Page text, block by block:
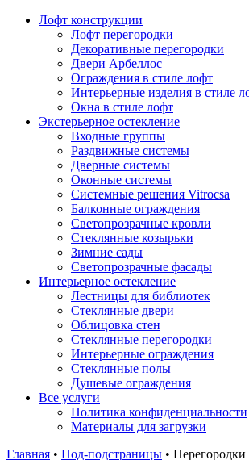
Лофт конструкции
Лофт перегородки
Декоративные перегородки
Двери Арбеллос
Ограждения в стиле лофт
Интерьерные изделия в стиле
Окна в стиле лофт
Экстерьерное остекление
Входные группы
Раздвижные системы
Дверные системы
Оконные системы
Системные решения Vitrocsa
Балконные ограждения
Светопрозрачные кровли
Стеклянные козырьки
Зимние сады
Светопрозрачные фасады
Интерьерное остекление
Лестницы для библиотек
Стеклянные двери
Облицовка стен
Стеклянные перегородки
Интерьерные ограждения
Стеклянные полы
Душевые ограждения
Все услуги
Политика конфиденциальности
Материалы для загрузки
Главная • Под-подстраницы • Перегородки